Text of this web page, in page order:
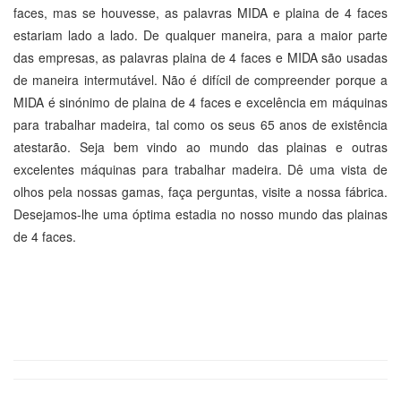
faces, mas se houvesse, as palavras MIDA e plaina de 4 faces
estariam lado a lado. De qualquer maneira, para a maior parte
das empresas, as palavras plaina de 4 faces e MIDA são usadas
de maneira intermutável. Não é difícil de compreender porque a
MIDA é sinónimo de plaina de 4 faces e excelência em máquinas
para trabalhar madeira, tal como os seus 65 anos de existência
atestarão. Seja bem vindo ao mundo das plainas e outras
excelentes máquinas para trabalhar madeira. Dê uma vista de
olhos pela nossas gamas, faça perguntas, visite a nossa fábrica.
Desejamos-lhe uma óptima estadia no nosso mundo das plainas
de 4 faces.